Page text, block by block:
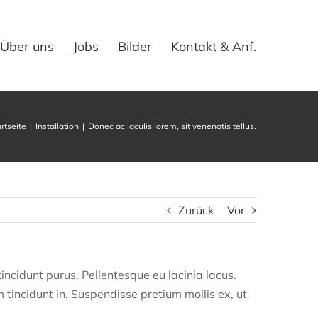
Über uns Jobs Bilder Kontakt & Anf.
Installation Donec ac iaculis lorem, sit venenatis tellus.
Zurück Vor
purus. Pellentesque eu lacinia lacus.
in. Suspendisse pretium mollis ex, ut